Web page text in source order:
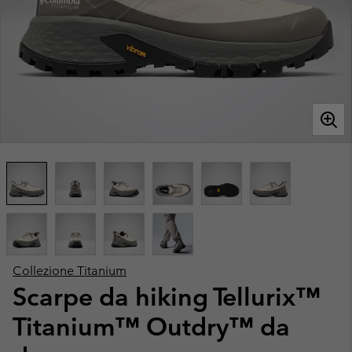
Collezione Titanium
Scarpe da hiking Tellurix™
Titanium™ Outdry™ da